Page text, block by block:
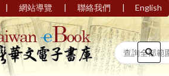
| 網站導覽 | 聯絡我們 | English